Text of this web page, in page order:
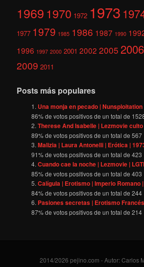
1969 1970 1972 1973
1977 1979 1985 1986 1987 1990
1996 1997 2000 2001 2002 2005 2006
2009 2011
Posts más populares
Una monja en pecado | Nunsploitation
86% de votos positivos de un total de
Therese And Isabelle | Lezmovie
89% de votos positivos de un total de567
Malizia | Laura Antonelli | Erótica |
91% de votos positivos de un total de423
Cuando cae la noche | Lezmovie |
85% de votos positivos de un total de403
Calígula | Erotismo | Imperio Romano
84% de votos positivos de un total de244
Pasiones secretas | Erotismo
87% de votos positivos de un total de214
2014/2026 pejino.com - Autor: Carlos